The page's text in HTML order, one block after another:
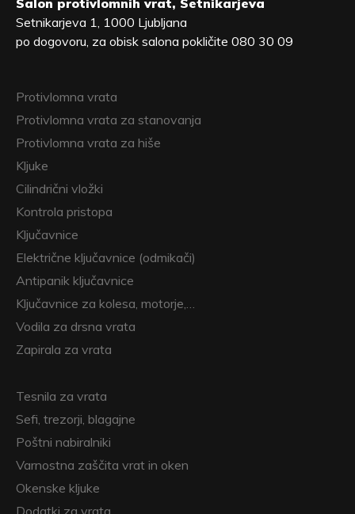
Setnikarjeva 1, 1000 Ljubljana
po dogovoru, za obisk salona pokličite 080 30 09
Protivlomna vrata
Protivlomna vrata za stanovanja
Protivlomna vrata za hiše
Kljuke
Cilindrični vložki
Kontrola pristopa
Ključavnice
Električne ključavnice (odmikači)
Antipanik ključavnice
Ključavnice za kolesa, motorje,…
Vodila za drsna vrata
Zapirala za vrata
Tesnila za vrata
Sefi, trezorji, blagajne
Poštni nabiralniki
Varnostna zaščita vrat in oken
Okenske kljuke
Dodatki za vrata